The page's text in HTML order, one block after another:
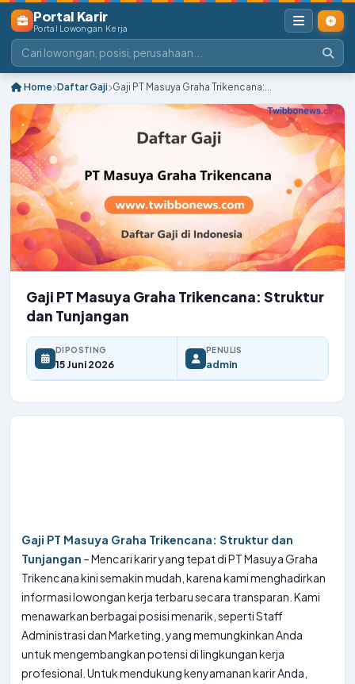
Portal Karir
Portal Lowongan Kerja
Home Daftar Gaji Gaji PT Masuya Graha Trikencana:...
Gaji PT Masuya Graha Trikencana: Struktur
dan Tunjangan
DIPOSTING
15 Juni 2026
PENULIS
admin
Gaji PT Masuya Graha Trikencana: Struktur dan
Tunjangan – Mencari karir yang tepat di PT Masuya Graha
Trikencana kini semakin mudah, karena kami menghadirkan
informasi lowongan kerja terbaru secara transparan. Kami
menawarkan berbagai posisi menarik, seperti Staff
Administrasi dan Marketing, yang memungkinkan Anda
untuk mengembangkan potensi di lingkungan kerja
profesional. Untuk mendukung kenyamanan karir Anda,